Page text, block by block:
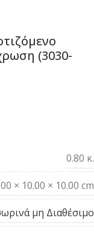
(3030-
0.80 κ.
× 10.00 × 10.00 cm
μη Διαθέσιμο